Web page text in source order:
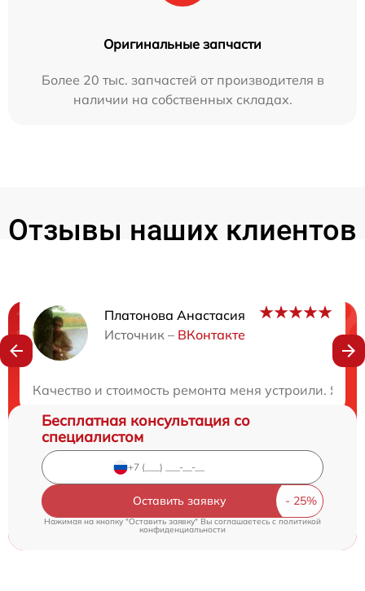
Оригинальные запчасти
Более 20 тыс. запчастей от производителя в
наличии на собственных складах.
Отзывы наших клиентов
Платонова Анастасия
Источник – ВКонтакте
Качество и стоимость ремонта меня устроили. Я
Нужна консультация?
Бесплатная консультация со
специалистом
Оставить заявку
Нажимая на кнопку "Оставить заявку" Вы соглашаетесь cполитикой
конфиденциальности